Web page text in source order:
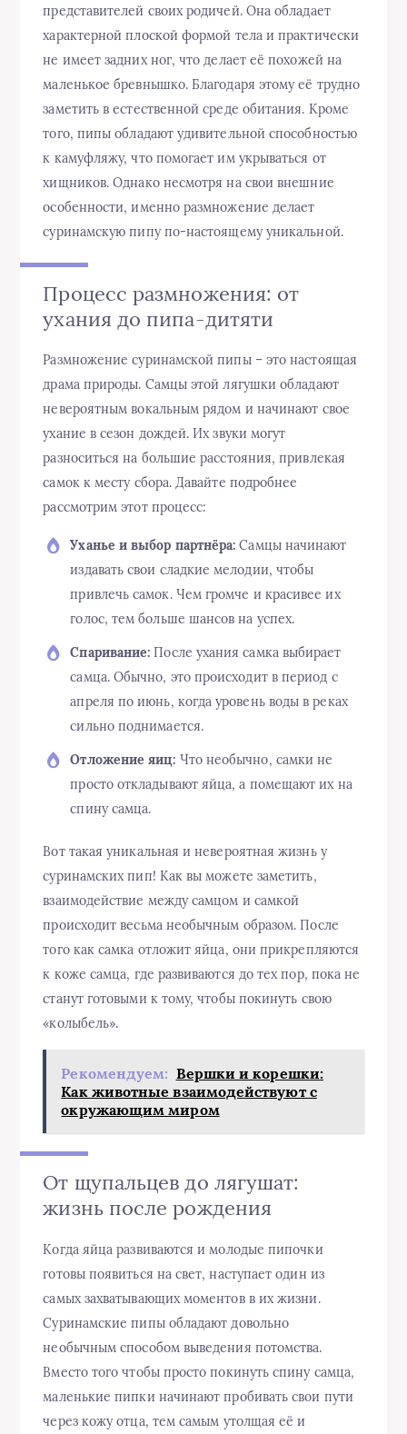
представителей своих родичей. Она обладает
характерной плоской формой тела и практически
не имеет задних ног, что делает её похожей на
маленькое бревнышко. Благодаря этому её трудно
заметить в естественной среде обитания. Кроме
того, пипы обладают удивительной способностью
к камуфляжу, что помогает им укрываться от
хищников. Однако несмотря на свои внешние
особенности, именно размножение делает
суринамскую пипу по-настоящему уникальной.
Процесс размножения: от
ухания до пипа-дитяти
Размножение суринамской пипы – это настоящая
драма природы. Самцы этой лягушки обладают
невероятным вокальным рядом и начинают свое
ухание в сезон дождей. Их звуки могут
разноситься на большие расстояния, привлекая
самок к месту сбора. Давайте подробнее
рассмотрим этот процесс:
Уханье и выбор партнёра: Самцы начинают
издавать свои сладкие мелодии, чтобы
привлечь самок. Чем громче и красивее их
голос, тем больше шансов на успех.
Спаривание: После ухания самка выбирает
самца. Обычно, это происходит в период с
апреля по июнь, когда уровень воды в реках
сильно поднимается.
Отложение яиц: Что необычно, самки не
просто откладывают яйца, а помещают их на
спину самца.
Вот такая уникальная и невероятная жизнь у
суринамских пип! Как вы можете заметить,
взаимодействие между самцом и самкой
происходит весьма необычным образом. После
того как самка отложит яйца, они прикрепляются
к коже самца, где развиваются до тех пор, пока не
станут готовыми к тому, чтобы покинуть свою
«колыбель».
Рекомендуем: Вершки и корешки:
Как животные взаимодействуют с
окружающим миром
От щупальцев до лягушат:
жизнь после рождения
Когда яйца развиваются и молодые пипочки
готовы появиться на свет, наступает один из
самых захватывающих моментов в их жизни.
Суринамские пипы обладают довольно
необычным способом выведения потомства.
Вместо того чтобы просто покинуть спину самца,
маленькие пипки начинают пробивать свои пути
через кожу отца, тем самым утолщая её и